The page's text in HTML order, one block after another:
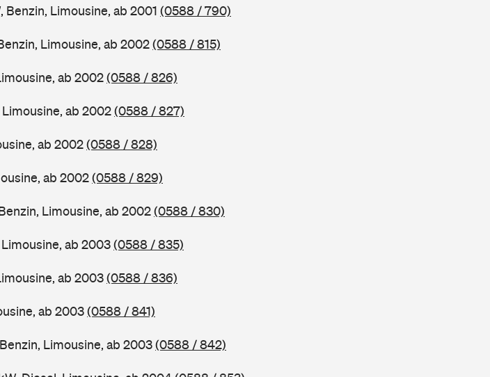
Benzin, Limousine, ab 2001 (0588 / 790)
Limousine, ab 2002(0588 / 815)
ab 2002(0588 / 826)
Limousine, ab 2002(0588 / 827)
ab 2002(0588 / 828)
ab 2002(0588 / 829)
Limousine, ab 2002(0588 / 830)
ab 2003(0588 / 835)
ab 2003(0588 / 836)
ab 2003(0588 / 841)
Limousine, ab 2003(0588 / 842)